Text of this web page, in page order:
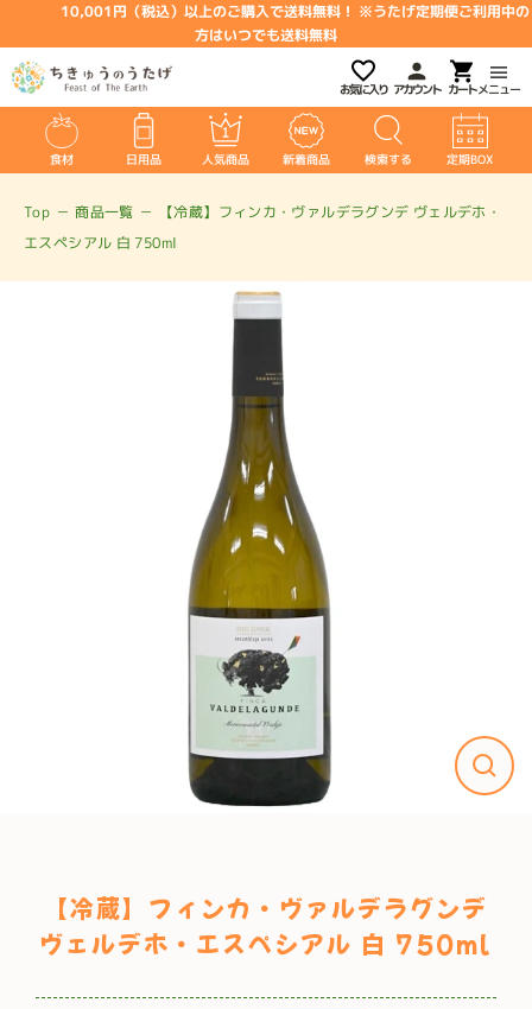
10,001円（税込）以上のご購入で送料無料！ ※うたげ定期便ご利用中の
方はいつでも送料無料
メニュー
アカウント
お気に入り
食材 日用品 人気商品 新着商品 検索する 定期BOX
Top － 商品一覧 －
【冷蔵】フィンカ・ヴァルデラグンデ ヴェルデホ・
エスペシアル 白 750ml
【冷蔵】フィンカ・ヴァルデラグンデ
ヴェルデホ・エスペシアル 白 750ml